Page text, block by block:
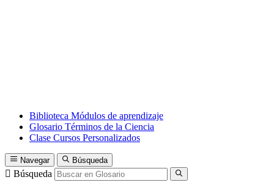
Biblioteca Módulos de aprendizaje
Glosario Términos de la Ciencia
Clase Cursos Personalizados
Navegar Búsqueda
Búsqueda